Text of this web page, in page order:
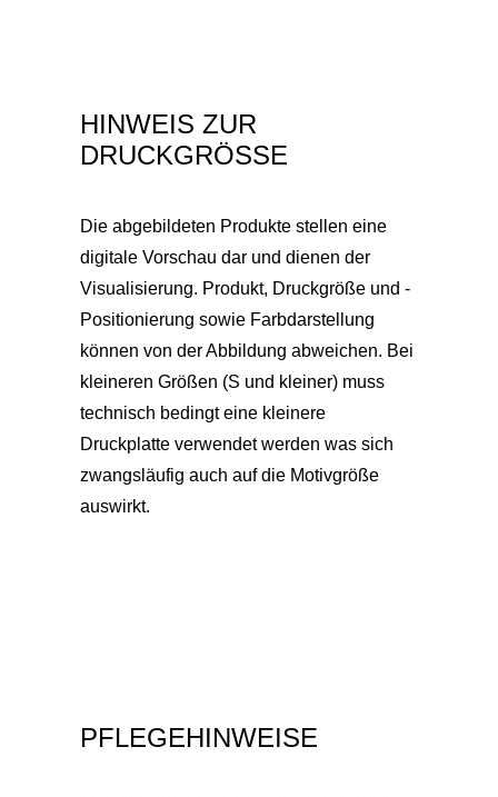
HINWEIS ZUR
DRUCKGRÖSSE
Die abgebildeten Produkte stellen eine
digitale Vorschau dar und dienen der
Visualisierung. Produkt, Druckgröße und -
Positionierung sowie Farbdarstellung
können von der Abbildung abweichen. Bei
kleineren Größen (S und kleiner) muss
technisch bedingt eine kleinere
Druckplatte verwendet werden was sich
zwangsläufig auch auf die Motivgröße
auswirkt.
PFLEGEHINWEISE